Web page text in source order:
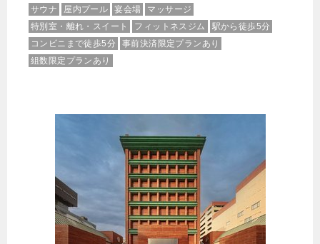
サウナ 屋内プール 宴会場
マッサージ
特別室・離れ・スイート
フィットネスジム
駅から徒歩5分
コンビニまで徒歩5分
事前決済限定プランあり
組数限定プランあり